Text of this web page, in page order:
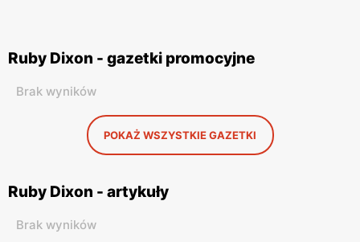
Ruby Dixon - gazetki promocyjne
Brak wyników
POKAŻ WSZYSTKIE GAZETKI
Ruby Dixon - artykuły
Brak wyników